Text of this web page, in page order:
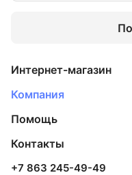
Интернет-магазин
Компания
Помощь
Контакты
+7 863 245-49-49